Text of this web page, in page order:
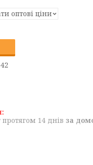
оптові ціни
14 днів за